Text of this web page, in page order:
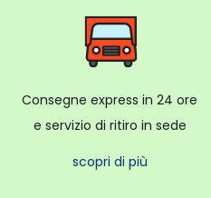
+65°
Consegne express in 24 ore
e servizio di ritiro in sede
scopri di più